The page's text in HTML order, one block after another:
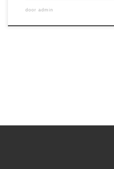
door admin